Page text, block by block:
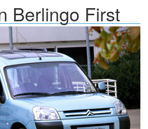
Berlingo First